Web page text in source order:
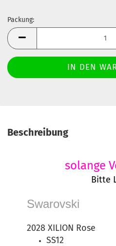
Packung:
Packung
Beschreibung
solange
Bitte
Swarovski
2028 XILION Rose
SS12